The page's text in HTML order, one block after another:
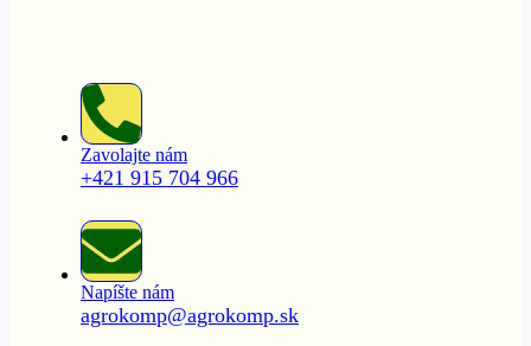
Zavolajte nám
+421 915 704 966
Napíšte nám
agrokomp@agrokomp.sk